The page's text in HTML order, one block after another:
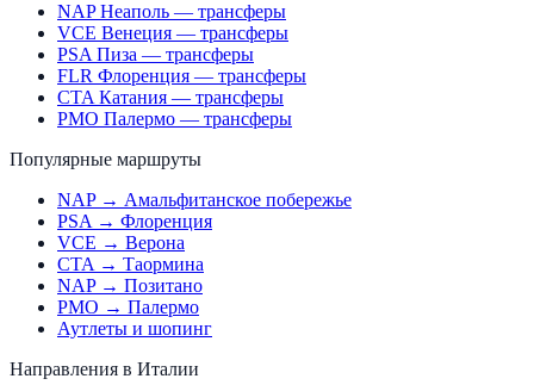
NAP Неаполь — трансферы
VCE Венеция — трансферы
PSA Пиза — трансферы
FLR Флоренция — трансферы
CTA Катания — трансферы
PMO Палермо — трансферы
Популярные маршруты
NAP → Амальфитанское побережье
PSA → Флоренция
VCE → Верона
CTA → Таормина
NAP → Позитано
PMO → Палермо
Аутлеты и шопинг
Направления в Италии